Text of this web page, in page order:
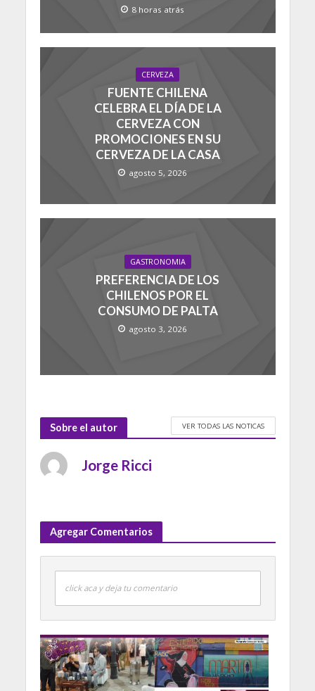
8 horas atrás
CERVEZA
FUENTE CHILENA
CELEBRA EL DÍA DE LA
CERVEZA CON
PROMOCIONES EN SU
CERVEZA DE LA CASA
agosto 5, 2026
GASTRONOMIA
PREFERENCIA DE LOS
CHILENOS POR EL
CONSUMO DE PALTA
agosto 3, 2026
Sobre el autor VER TODAS LAS NOTICAS
Jorge Ricci
Agregar Comentarios
click aca y deja tu comentario